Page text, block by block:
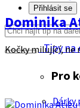
Přihlásit se
Tipy na
Pro
Dárky
Dominika
Kočky milující, ne